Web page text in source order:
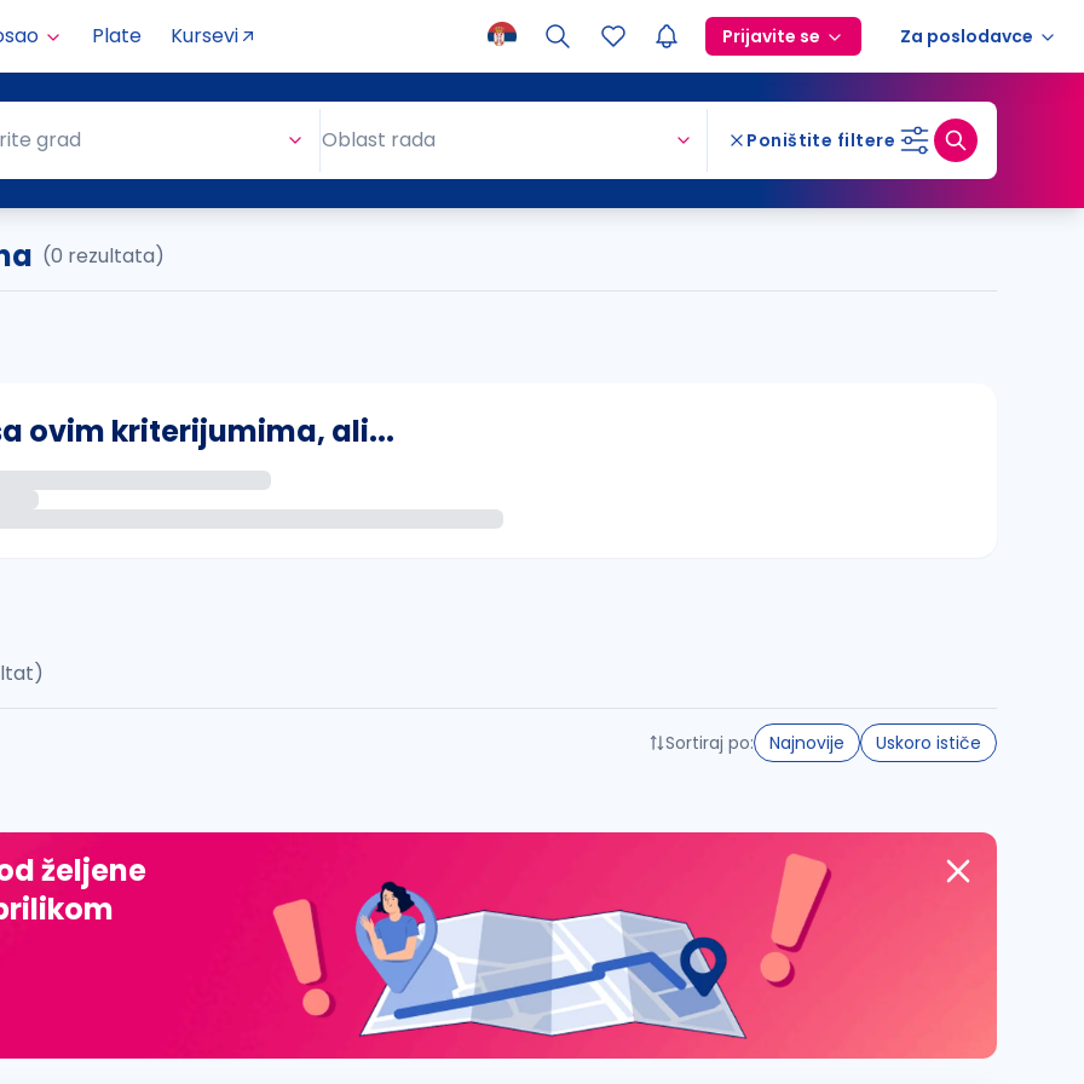
Plate Kursevi Prijavite se Za poslodavce
grad Oblast rada Poništite filtere
(0 rezultata)
ovim kriterijumima, ali...
đ, ž, dž)
Sortiraj po: Najnovije Uskoro ističe
željene